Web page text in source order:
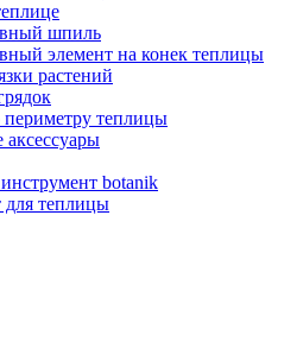
шпиль
элемент на конек теплицы
растений
теплицы
botanik
для теплицы